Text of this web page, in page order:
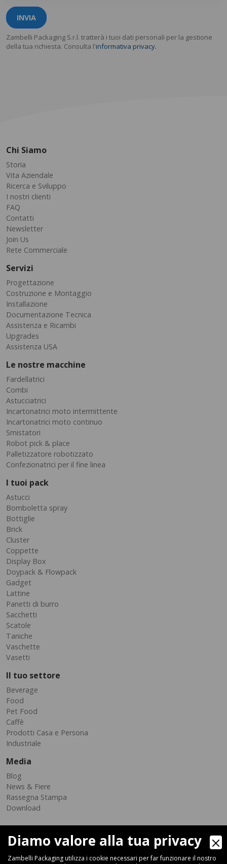
INVIA
Zambelli Packaging S.r.l. tratterà i tuoi dati personali per la gestione
della tua richiesta. Consulta l'informativa privacy.
Chi Siamo
Storia
Vita Aziendale
Ricerca e Sviluppo
I nostri clienti
FAQ
Contatti
Newsletter
Join Us
Rete Commerciale
Servizi
Progettazione
Costruzione e Montaggio
Installazione
Documentazione Tecnica
Assistenza e Ricambi
Upgrades
Assistenza USA
Le nostre macchine
Fardellatrici
Combi
Astucciatrici
Incartonatrici moto intermittente
Incartonatrici moto continuo
Smistatori
Robot pick & place
Palletizzatore robotizzato
Confezionatrici per il fine linea
I tuoi pack
Astucci
Bomboletta spray
Bottiglie
Brick
Cluster
Coppette
Display Box
Doypack & Flowpack
Gadget
Lattine
Panetti di burro
Sacchetti
Scatole
Taniche
Vaschette
Vasetti
Il tuo settore
Beverage
Food
Pet Food
Caffè
Prodotti Casa e Persona
Industriale
Media
Blog
News & Fiere
Rassegna Stampa
Download
Diamo valore alla tua privacy
Zambelli Packaging utilizza i cookie necessari per far funzionare il nostro